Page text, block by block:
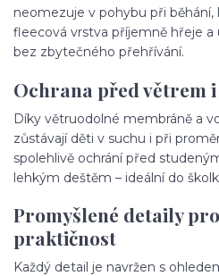
neomezuje v pohybu při běhání,
fleecová vrstva příjemně hřeje
bez zbytečného přehřívání.
Ochrana před větrem
Díky větruodolné membráně a
zůstávají děti v suchu i při
spolehlivě ochrání před
lehkým deštěm – ideální do
Promyšlené detaily
praktičnost
Každý detail je navržen s